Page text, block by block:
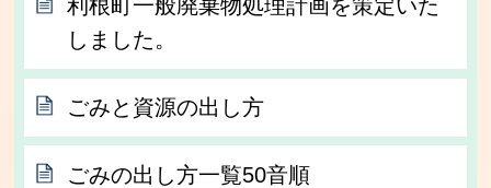
利根町一般廃棄物処理計画を策定いた
しました。
ごみと資源の出し方
ごみの出し方一覧50音順